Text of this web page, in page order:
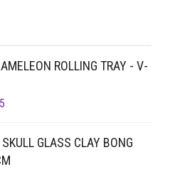
ROLLING TRAY - V-
€ 9,95GLASS CLAY BONG